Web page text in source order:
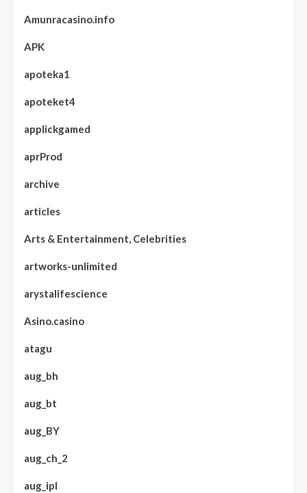
Amunracasino.info
APK
apoteka1
apoteket4
applickgamed
aprProd
archive
articles
Arts & Entertainment, Celebrities
artworks-unlimited
arystalifescience
Asino.casino
atagu
aug_bh
aug_bt
aug_BY
aug_ch_2
aug_ipl